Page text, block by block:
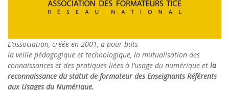
L’association, créée en 2001, a pour buts
la veille pédagogique et technologique, la mutualisation des
connaissances et des pratiques liées à l’usage du numérique et la
reconnaissance du statut de formateur des Enseignants Référents
aux Usages du Numérique.